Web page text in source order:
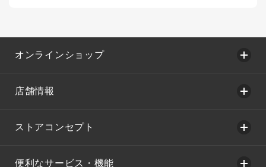
オンラインショップ
店舗情報
ストアコンセプト
便利なサービス・機能